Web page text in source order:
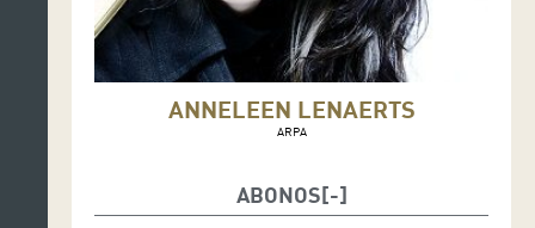
ANNELEEN LENAERTS
ARPA
ABONOS